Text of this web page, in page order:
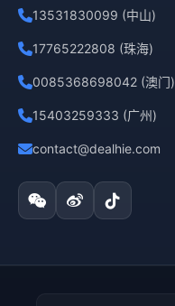
13531830099 (中山)
17765222808 (珠海)
0085368698042 (澳门)
15403259333 (广州)
contact@dealhie.com